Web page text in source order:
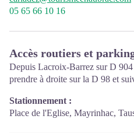
05 65 66 10 16
Accès routiers et
Depuis Lacroix-Barrez sur D
prendre à droite sur la D 98 et
Stationnement :
Place de l'Eglise, Mayrinhac,